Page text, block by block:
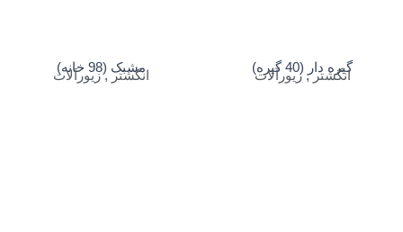
گیره دار (40 گیره)
انگشتر, زیورآلات
مشبک (98 خانه)
انگشتر , زیورآلات